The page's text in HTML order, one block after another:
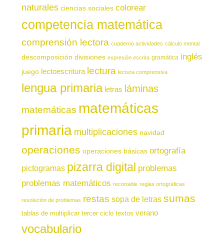
naturales ciencias sociales colorear
competencia matemática
comprensión lectora cuaderno actividades cálculo mental
descomposición divisiones expresión escrita gramática inglés
juego lectoescritura lectura lectura comprensiva
lengua primaria letras láminas
matemáticas matemáticas
primaria multiplicaciones navidad
operaciones operaciones básicas ortografía
pictogramas pizarra digital problemas
problemas matemáticos recortable reglas ortográficas
resolución de problemas restas sopa de letras sumas
tablas de multiplicar tercer ciclo textos verano
vocabulario